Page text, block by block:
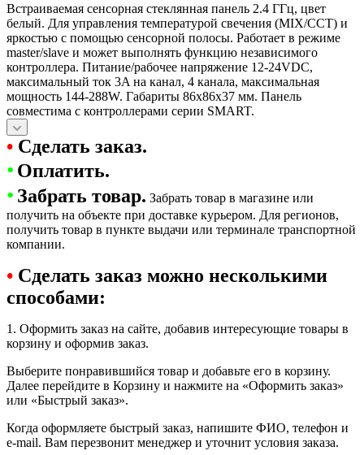
Встраиваемая сенсорная стеклянная панель 2.4 ГГц, цвет
белый. Для управления температурой свечения (MIX/CCT) и
яркостью с помощью сенсорной полосы. Работает в режиме
master/slave и может выполнять функцию независимого
контроллера. Питание/рабочее напряжение 12-24VDC,
максимальный ток 3A на канал, 4 канала, максимальная
мощность 144-288W. Габариты 86х86х37 мм. Панель
совместима с контроллерами серии SMART.
• Сделать заказ.
• Оплатить.
• Забрать товар. Забрать товар в магазине или
получить на объекте при доставке курьером. Для регионов,
получить товар в пункте выдачи или терминале транспортной
компании.
• Сделать заказ можно несколькими
способами:
1. Оформить заказ на сайте, добавив интересующие товары в
корзину и оформив заказ.
Выберите понравившийся товар и добавьте его в корзину.
Далее перейдите в Корзину и нажмите на «Оформить заказ»
или «Быстрый заказ».
Когда оформляете быстрый заказ, напишите ФИО, телефон и
e-mail. Вам перезвонит менеджер и уточнит условия заказа.